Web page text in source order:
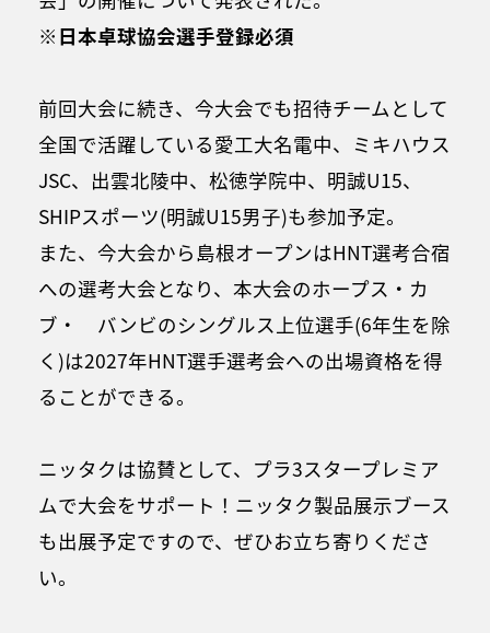
※日本卓球協会選手登録必須
前回大会に続き、今大会でも招待チームとして
全国で活躍している愛工大名電中、ミキハウス
JSC、出雲北陵中、松徳学院中、明誠U15、
SHIPスポーツ(明誠U15男子)も参加予定。
また、今大会から島根オープンはHNT選考合宿
への選考大会となり、本大会のホープス・カ
ブ・ バンビのシングルス上位選手(6年生を除
く)は2027年HNT選手選考会への出場資格を得
ることができる。
ニッタクは協賛として、プラ3スタープレミア
ムで大会をサポート！ニッタク製品展示ブース
も出展予定ですので、ぜひお立ち寄りくださ
い。